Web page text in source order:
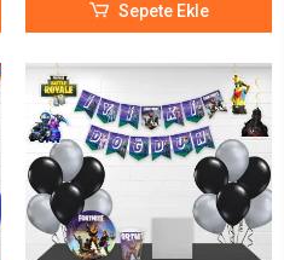
Sepete Ekle